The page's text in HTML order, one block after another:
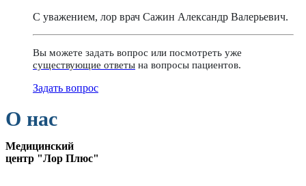
С уважением, лор врач Сажин Александр Валерьевич.
Вы можете задать вопрос или посмотреть уже
существующие ответы на вопросы пациентов.
Задать вопрос
О нас
Медицинский
центр "Лор Плюс"